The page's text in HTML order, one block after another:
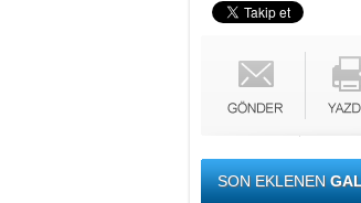
SON EKLENEN